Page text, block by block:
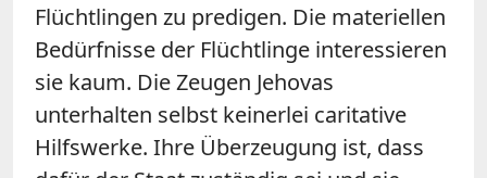
Flüchtlingen zu predigen. Die materiellen
Bedürfnisse der Flüchtlinge interessieren
sie kaum. Die Zeugen Jehovas
unterhalten selbst keinerlei caritative
Hilfswerke. Ihre Überzeugung ist, dass